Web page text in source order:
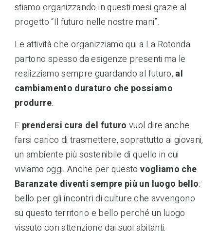
stiamo organizzando in questi mesi grazie al
progetto “Il futuro nelle nostre mani”.
Le attività che organizziamo qui a La Rotonda
partono spesso da esigenze presenti ma le
realizziamo sempre guardando al futuro, al
cambiamento duraturo che possiamo
produrre.
E prendersi cura del futuro vuol dire anche
farsi carico di trasmettere, soprattutto ai giovani,
un ambiente più sostenibile di quello in cui
viviamo oggi. Anche per questovogliamo che
Baranzate diventi sempre più un luogo bello:
bello per gli incontri di culture che avvengono
su questo territorio e bello perché un luogo
vissuto con attenzione dai suoi abitanti.